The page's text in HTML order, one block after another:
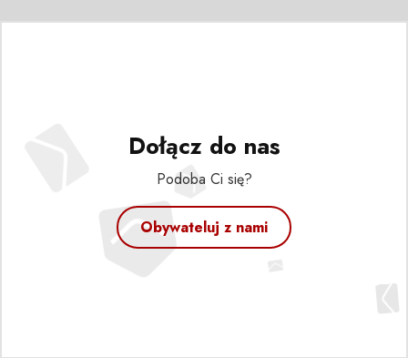
Dołącz do nas
Podoba Ci się?
Obywateluj z nami